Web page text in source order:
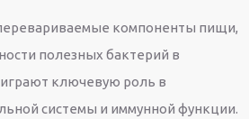
компоненты пищи,
полезных бактерий в
ключевую роль в
системы и иммунной функции.